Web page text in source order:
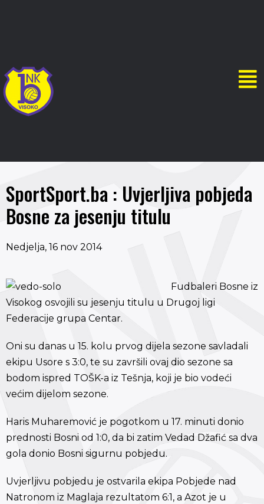
SportSport.ba : Uvjerljiva pobjeda
Bosne za jesenju titulu
Nedjelja, 16 nov 2014
Fudbaleri Bosne iz
Visokog osvojili su jesenju titulu u Drugoj ligi
Federacije grupa Centar.
Oni su danas u 15. kolu prvog dijela sezone savladali
ekipu Usore s 3:0, te su završili ovaj dio sezone sa
bodom ispred TOŠK-a iz Tešnja, koji je bio vodeći
većim dijelom sezone.
Haris Muharemović je pogotkom u 17. minuti donio
prednosti Bosni od 1:0, da bi zatim Vedad Džafić sa dva
gola donio Bosni sigurnu pobjedu.
Uvjerljivu pobjedu je ostvarila ekipa Pobjede nad
Natronom iz Maglaja rezultatom 6:1, a Azot je u